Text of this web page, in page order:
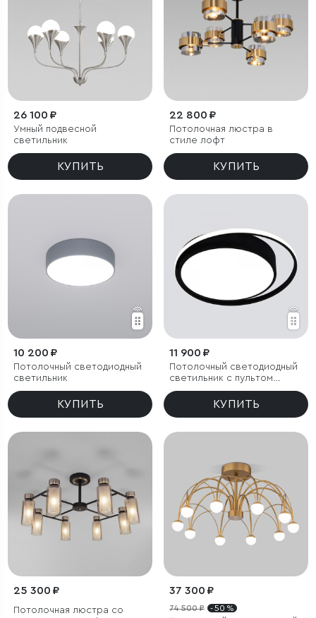
26 100 ₽
Умный подвесной
светильник
КУПИТЬ
22 800 ₽
Потолочная люстра в
стиле лофт
КУПИТЬ
10 200 ₽
Потолочный светодиодный
светильник
КУПИТЬ
11 900 ₽
Потолочный светодиодный
светильник с пультом
управления
КУПИТЬ
25 300 ₽
Потолочная люстра со
37 300 ₽
74 500 ₽ - 50 %